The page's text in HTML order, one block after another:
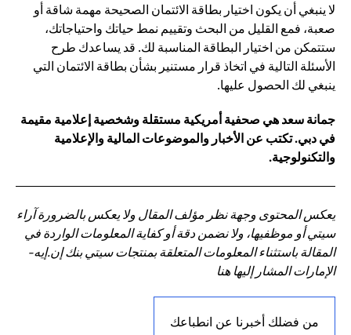
لا ينبغي أن يكون اختيار بطاقة الائتمان الصحيحة مهمة شاقة أو
صعبة، فمع القليل من البحث وتقييم نمط حياتك واحتياجاتك،
ستتمكن من اختيار البطاقة المناسبة لك. قد يساعدك طرح
الأسئلة التالية في اتخاذ قرار مستنير بشأن بطاقة الائتمان التي
ينبغي لك الحصول عليها.
جمانة سعد هي صحفية أمريكية مستقلة وشخصية إعلامية مقيمة
في دبي. تكتب عن الأخبار والموضوعات المالية والإعلامية
والتكنولوجية.
يعكس المحتوى وجهة نظر مؤلف المقال ولا يعكس بالضرورة آراء
سيتي أو موظفيها، ولا نضمن دقة أو كفاية المعلومات الواردة في
المقالة باستثناء المعلومات المتعلقة بمنتجات سيتي بنك إن.إيه-
الإمارات المشار إليها هنا
من فضلك أخبرنا عن انطباعك